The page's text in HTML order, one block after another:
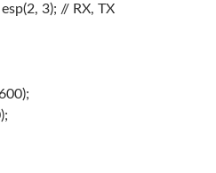
3); // RX, TX